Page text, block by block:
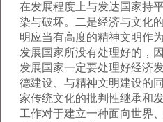
在发展程度上与发达国家持
染与破坏。二是经济与文化
明应当有高度的精神文明作
发展国家所没有处理好的，
发展国家一定要处理好经济
德建设、与精神文明建设的
家传统文化的批判性继承和
工作对于建立一种面向世界